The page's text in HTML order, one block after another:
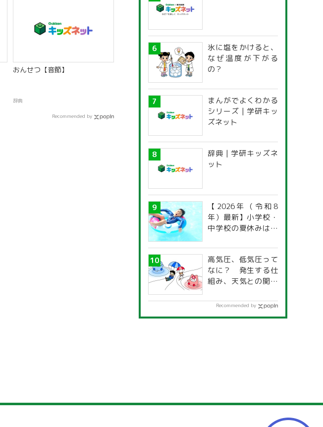
おんせつ【音節】
辞典
Recommended by
氷に塩をかけると、
なぜ温度が下がる
の？
まんがでよくわかる
シリーズ | 学研キッ
ズネット
辞典 | 学研キッズネ
ット
【2026年（令和8
年）最新】小学校・
中学校の夏休みはい
道府県別「夏季休暇
一覧」
高気圧、低気圧って
なに？ 発生する仕
組み、天気との関係
Recommended by